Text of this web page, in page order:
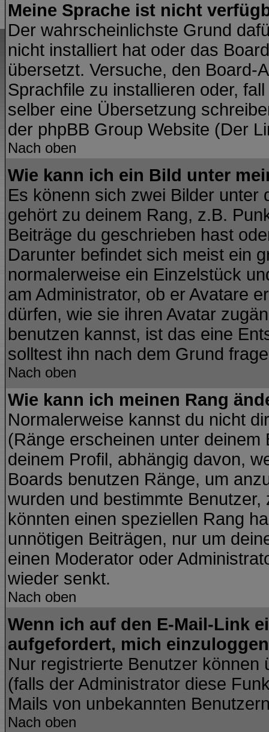
Meine Sprache ist nicht
Der wahrscheinlichste Grund
nicht installiert hat oder das
übersetzt. Versuche, den Board-
Sprachfile zu installieren oder,
selber eine Übersetzung
der phpBB Group Website (Der
Nach oben
Wie kann ich ein Bild unter
Es könenn sich zwei Bilder unter
gehört zu deinem Rang, z.B.
Beiträge du geschrieben hast
Darunter befindet sich meist ein
normalerweise ein Einzelstück
am Administrator, ob er Avatare
dürfen, wie sie ihren Avatar
benutzen kannst, ist das eine
solltest ihn nach dem Grund
Nach oben
Wie kann ich meinen Rang
Normalerweise kannst du nicht
(Ränge erscheinen unter
deinem Profil, abhängig davon,
Boards benutzen Ränge, um
wurden und bestimmte
könnten einen speziellen Rang
unnötigen Beiträgen, nur um
einen Moderator oder
wieder senkt.
Nach oben
Wenn ich auf den E-Mail-Link
aufgefordert, mich
Nur registrierte Benutzer
(falls der Administrator diese
Mails von unbekannten
Nach oben